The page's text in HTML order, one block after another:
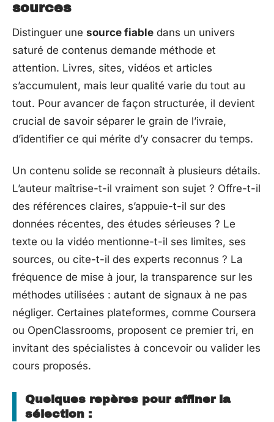
sources
Distinguer une source fiable dans un univers
saturé de contenus demande méthode et
attention. Livres, sites, vidéos et articles
s’accumulent, mais leur qualité varie du tout au
tout. Pour avancer de façon structurée, il devient
crucial de savoir séparer le grain de l’ivraie,
d’identifier ce qui mérite d’y consacrer du temps.
Un contenu solide se reconnaît à plusieurs détails.
L’auteur maîtrise-t-il vraiment son sujet ? Offre-t-il
des références claires, s’appuie-t-il sur des
données récentes, des études sérieuses ? Le
texte ou la vidéo mentionne-t-il ses limites, ses
sources, ou cite-t-il des experts reconnus ? La
fréquence de mise à jour, la transparence sur les
méthodes utilisées : autant de signaux à ne pas
négliger. Certaines plateformes, comme Coursera
ou OpenClassrooms, proposent ce premier tri, en
invitant des spécialistes à concevoir ou valider les
cours proposés.
Quelques repères pour affiner la
sélection :